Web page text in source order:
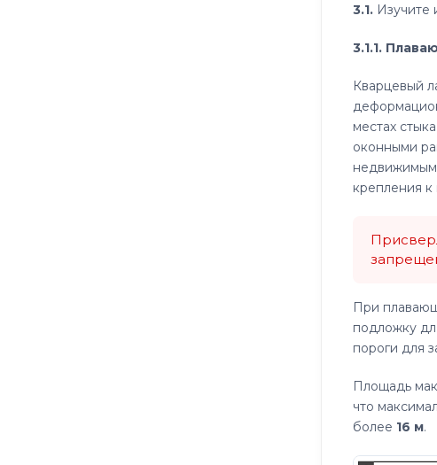
3.1. Изучите
3.1.1.
Кварцевый
местах
оконными
крепления
При
подложку
пороги для
Площадь
что
более 16 м.